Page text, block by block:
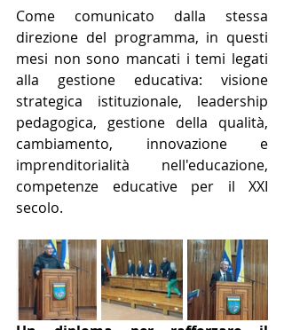
Come comunicato dalla stessa
direzione del programma, in questi
mesi non sono mancati i temi legati
alla gestione educativa: visione
strategica istituzionale, leadership
pedagogica, gestione della qualità,
cambiamento, innovazione e
imprenditorialità nell'educazione,
competenze educative per il XXI
secolo.